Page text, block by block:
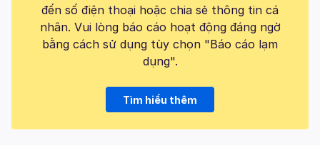
đến số điện thoại hoặc chia sẻ thông tin cá
nhân. Vui lòng báo cáo hoạt động đáng ngờ
bằng cách sử dụng tùy chọn "Báo cáo lạm
dụng".
Tìm hiểu thêm